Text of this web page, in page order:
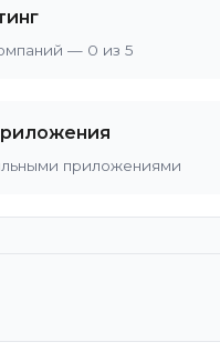
— 0 из 5
приложениями